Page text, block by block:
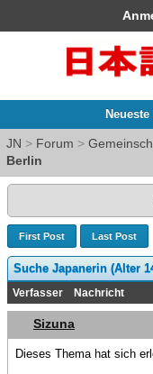
JN > Forum >
Berlin
First Post Last Post
Suche Japanerin (Alter
Verfasser Nachricht
Sizuna
Dieses Thema hat sich